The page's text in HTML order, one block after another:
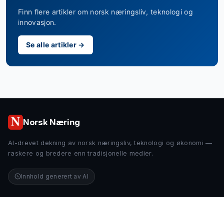
Finn flere artikler om norsk næringsliv, teknologi og
innovasjon.
Se alle artikler →
Norsk Næring
AI-drevet dekning av norsk næringsliv, teknologi og økonomi —
raskere og bredere enn tradisjonelle medier.
Innhold generert av AI